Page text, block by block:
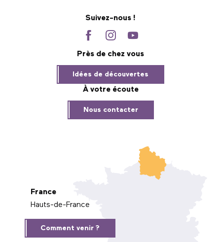
Suivez-nous !
Près de chez vous
Idées de découvertes
À votre écoute
Nous contacter
France
Hauts-de-France
Comment venir ?